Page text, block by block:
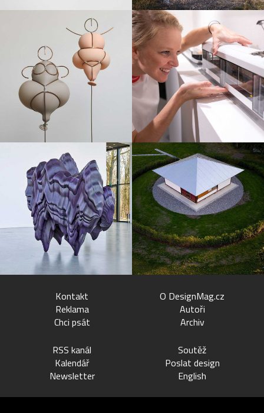
Kontakt
Reklama
Chci psát
O DesignMag.cz
Autoři
Archiv
RSS kanál
Kalendář
Newsletter
Soutěž
Poslat design
English